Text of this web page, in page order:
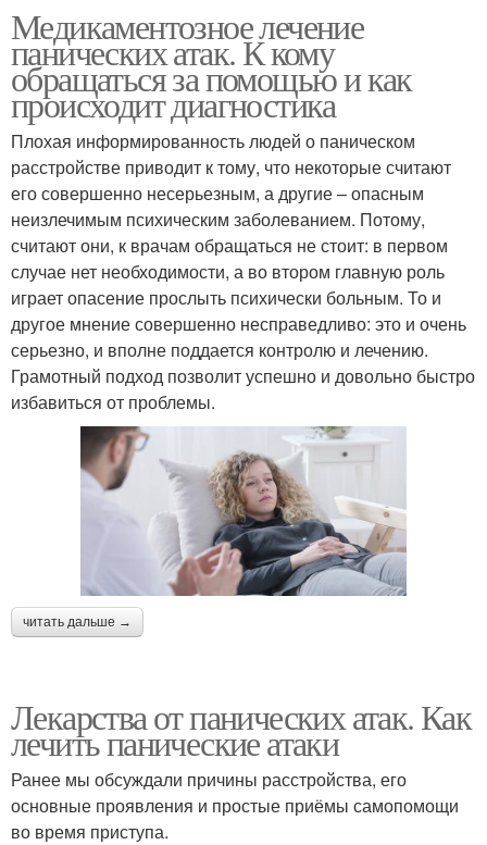
Медикаментозное лечение
панических атак. К кому
обращаться за помощью и как
происходит диагностика
Плохая информированность людей о паническом
расстройстве приводит к тому, что некоторые считают
его совершенно несерьезным, а другие – опасным
неизлечимым психическим заболеванием. Потому,
считают они, к врачам обращаться не стоит: в первом
случае нет необходимости, а во втором главную роль
играет опасение прослыть психически больным. То и
другое мнение совершенно несправедливо: это и очень
серьезно, и вполне поддается контролю и лечению.
Грамотный подход позволит успешно и довольно быстро
избавиться от проблемы.
читать дальше →
Лекарства от панических атак. Как
лечить панические атаки
Ранее мы обсуждали причины расстройства, его
основные проявления и простые приёмы самопомощи
во время приступа.